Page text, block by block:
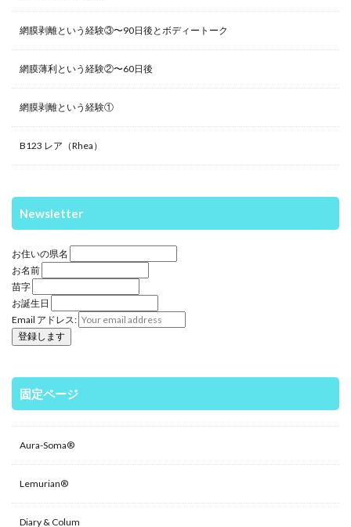
網膜剥離という経験③〜90日後とボディートーク
網膜薄利という経験②〜60日後
網膜剥離という経験①
B123 レア（Rhea）
Newsletter
お住いの県名
お名前
苗字
お誕生日
Email アドレス:
固定ページ
Aura-Soma®
Lemurian®
Diary & Colum